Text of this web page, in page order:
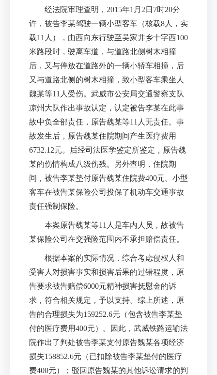
经法院审理查明，2015年1月2日7时20分
许，被告李某驾驶一辆小型客车（核载8人，实
载11人），由西向东行驶至吴家井乡十字西100
米路段时，驶离车道，与道路北侧树木相撞
后，又与停放在道路外的一辆小轿车相撞，后
又与道路北侧的树木相撞，致小型客车乘坐人
魏某等11人受伤。武威市公安局交通警察支队
凉州大队作出事故认定，认定被告李某在此事
故中负全部责任，原告魏某等11人无责任。事
故发生后，原告魏某住院期间产生医疗费用
6732.12元。后经司法医学鉴定所鉴定，原告魏
某的伤情构成八级伤残。另外查明，住院期
间，被告李某垫付原告魏某住院费400元。小型
客车在被告某保险公司投保了机动车交通事故
责任强制保险。
本案原告魏某等11人是车内人员，故被告
某保险公司在交强险范围内不承担赔偿责任。
根据本案的实际情况，综合考虑侵权人和
受害人对损害事实和损害后果的过错程度，原
告要求被告赔偿6000元精神损害抚慰金的诉
求，符合相关规定，予以支持。综上所述，原
告的合理损失为159252.6元（包含被告李某垫
付的医疗费用400元）。因此，武威铁路运输法
院作出了判处被告李某支付原告魏某各项经济
损失158852.6元（已扣除被告李某垫付的医疗
费400元）；驳回原告魏某的其他诉讼请求的判